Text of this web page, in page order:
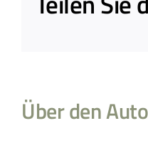
Über den